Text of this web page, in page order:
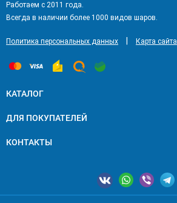
Работаем с 2011 года.
Всегда в наличии более 1000 видов шаров.
Политика персональных данных Карта сайта
КАТАЛОГ
ДЛЯ ПОКУПАТЕЛЕЙ
КОНТАКТЫ